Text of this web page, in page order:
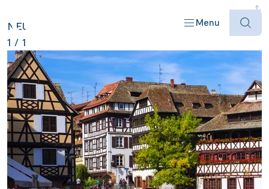
Menu
Offres
Destinations
NEU
1 / 1